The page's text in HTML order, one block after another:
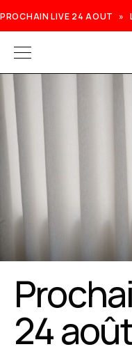
PROCHAIN LIVE 24 AOUT »
24